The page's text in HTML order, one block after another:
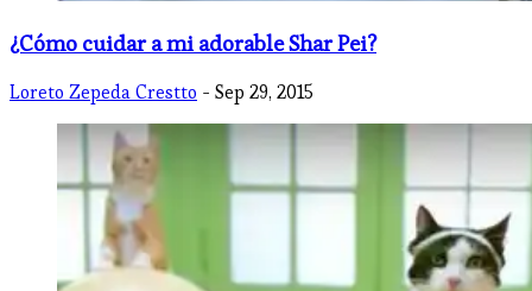
¿Cómo cuidar a mi adorable Shar Pei?
Loreto Zepeda Crestto - Sep 29, 2015